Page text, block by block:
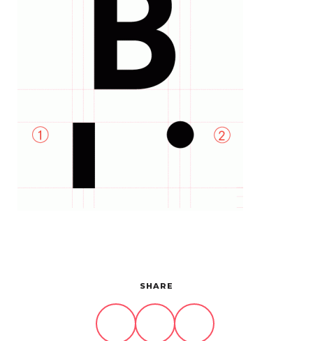
Projets
À propos
Contact
SHARE